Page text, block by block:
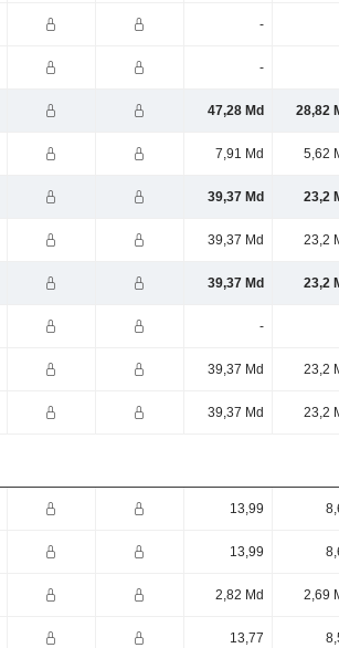
-
-
47,28 Md 28,82
7,91 Md 5,62
39,37 Md 23,2
39,37 Md 23,2
39,37 Md 23,2
-
39,37 Md 23,2
39,37 Md 23,2
13,99
13,99
2,82 Md 2,69
13,77